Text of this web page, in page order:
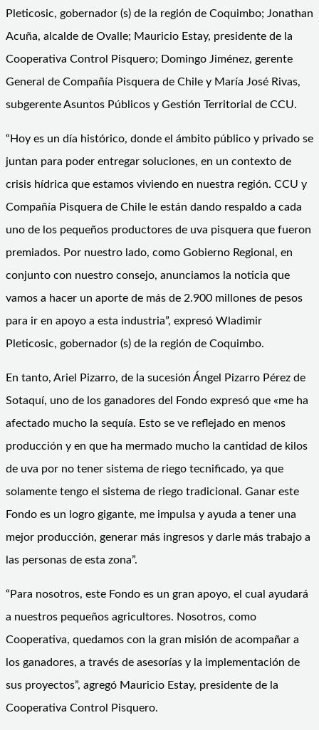
Pleticosic, gobernador (s) de la región de Coquimbo; Jonathan
Acuña, alcalde de Ovalle; Mauricio Estay, presidente de la
Cooperativa Control Pisquero; Domingo Jiménez, gerente
General de Compañía Pisquera de Chile y María José Rivas,
subgerente Asuntos Públicos y Gestión Territorial de CCU.
“Hoy es un día histórico, donde el ámbito público y privado se
juntan para poder entregar soluciones, en un contexto de
crisis hídrica que estamos viviendo en nuestra región. CCU y
Compañía Pisquera de Chile le están dando respaldo a cada
uno de los pequeños productores de uva pisquera que fueron
premiados. Por nuestro lado, como Gobierno Regional, en
conjunto con nuestro consejo, anunciamos la noticia que
vamos a hacer un aporte de más de 2.900 millones de pesos
para ir en apoyo a esta industria”, expresó Wladimir
Pleticosic, gobernador (s) de la región de Coquimbo.
En tanto, Ariel Pizarro, de la sucesión Ángel Pizarro Pérez de
Sotaquí, uno de los ganadores del Fondo expresó que «me ha
afectado mucho la sequía. Esto se ve reflejado en menos
producción y en que ha mermado mucho la cantidad de kilos
de uva por no tener sistema de riego tecnificado, ya que
solamente tengo el sistema de riego tradicional. Ganar este
Fondo es un logro gigante, me impulsa y ayuda a tener una
mejor producción, generar más ingresos y darle más trabajo a
las personas de esta zona”.
“Para nosotros, este Fondo es un gran apoyo, el cual ayudará
a nuestros pequeños agricultores. Nosotros, como
Cooperativa, quedamos con la gran misión de acompañar a
los ganadores, a través de asesorías y la implementación de
sus proyectos”, agregó Mauricio Estay, presidente de la
Cooperativa Control Pisquero.